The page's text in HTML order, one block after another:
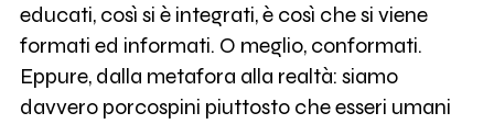
educati, così si è integrati, è così che si viene
formati ed informati. O meglio, conformati.
Eppure, dalla metafora alla realtà: siamo
davvero porcospini piuttosto che esseri umani